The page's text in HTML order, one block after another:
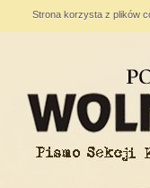
Strona korzysta z plików